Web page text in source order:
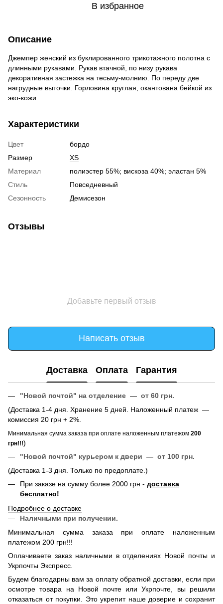
В избранное
Описание
Джемпер женский из буклированного трикотажного полотна с
длинными рукавами. Рукав втачной, по низу рукава
декоративная застежка на тесьму-молнию. По переду две
нагрудные выточки. Горловина круглая, окантована бейкой из
эко-кожи.
Характеристики
Цвет
бордо
Размер
XS
Материал
полиэстер 55%; вискоза 40%; эластан 5%
Стиль
Повседневный
Сезонность
Демисезон
Отзывы
Добавьте первый отзыв
Написать отзыв
Доставка Оплата Гарантия
"Новой почтой" на отделение — от 60 грн.
(Доставка 1-4 дня. Хранение 5 дней. Наложенный платеж —
комиссия 20 грн + 2%.
Минимальная сумма заказа при оплате наложенным платежом 200
грн!!!)
"Новой почтой" курьером к двери — от 100 грн.
(Доставка 1-3 дня. Только по предоплате.)
При заказе на сумму более 2000 грн - доставка
бесплатно!
Подробнее о доставке
Наличными при получении.
Минимальная сумма заказа при оплате наложенным
платежом 200 грн!!!
Оплачиваете заказ наличными в отделениях Новой почты и
Укрпочты Экспресс.
Будем благодарны вам за оплату обратной доставки, если при
осмотре товара на Новой почте или Укрпочте, вы решили
отказаться от покупки. Это укрепит наше доверие и сохранит